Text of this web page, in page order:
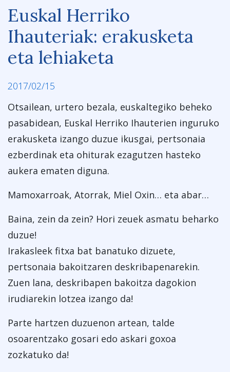
Euskal Herriko
Ihauteriak: erakusketa
eta lehiaketa
2017/02/15
Otsailean, urtero bezala, euskaltegiko beheko
pasabidean, Euskal Herriko Ihauterien inguruko
erakusketa izango duzue ikusgai, pertsonaia
ezberdinak eta ohiturak ezagutzen hasteko
aukera ematen diguna.
Mamoxarroak, Atorrak, Miel Oxin… eta abar…
Baina, zein da zein? Hori zeuek asmatu beharko
duzue!
Irakasleek fitxa bat banatuko dizuete,
pertsonaia bakoitzaren deskribapenarekin.
Zuen lana, deskribapen bakoitza dagokion
irudiarekin lotzea izango da!
Parte hartzen duzuenon artean, talde
osoarentzako gosari edo askari goxoa
zozkatuko da!